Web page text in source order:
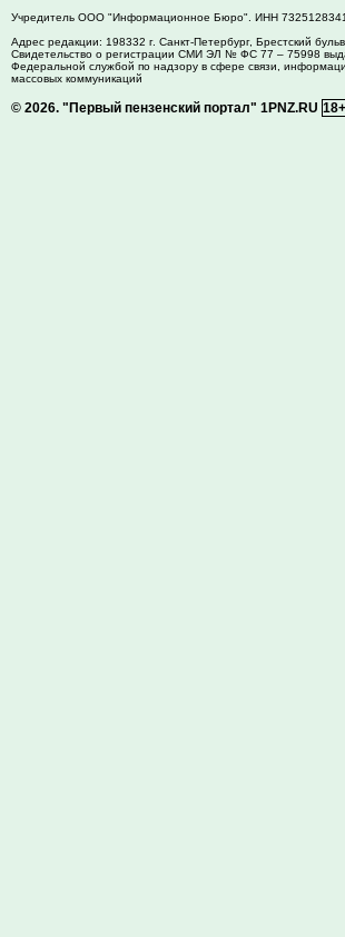
Учредитель ООО "Информационное Бюро". ИНН
Адрес редакции: 198332 г. Санкт-Петербург, Брестский
Свидетельство о регистрации СМИ ЭЛ № ФС 77 – 75998
Федеральной службой по надзору в сфере связи,
массовых коммуникаций
© 2026. "Первый пензенский портал" 1PNZ.RU 18+